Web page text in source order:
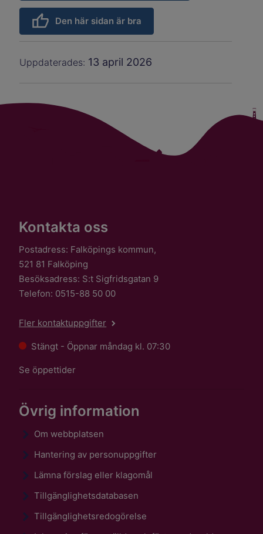
Den här sidan är bra
Uppdaterades: 13 april 2026
Kontakta oss
Postadress: Falköpings kommun,
521 81 Falköping
Besöksadress: S:t Sigfridsgatan 9
Telefon: 0515-88 50 00
Fler kontaktuppgifter
Stängt - Öppnar måndag kl. 07:30
Se öppettider
Övrig information
Om webbplatsen
Hantering av personuppgifter
Lämna förslag eller klagomål
Tillgänglighetsdatabasen
Tillgänglighetsredogörelse